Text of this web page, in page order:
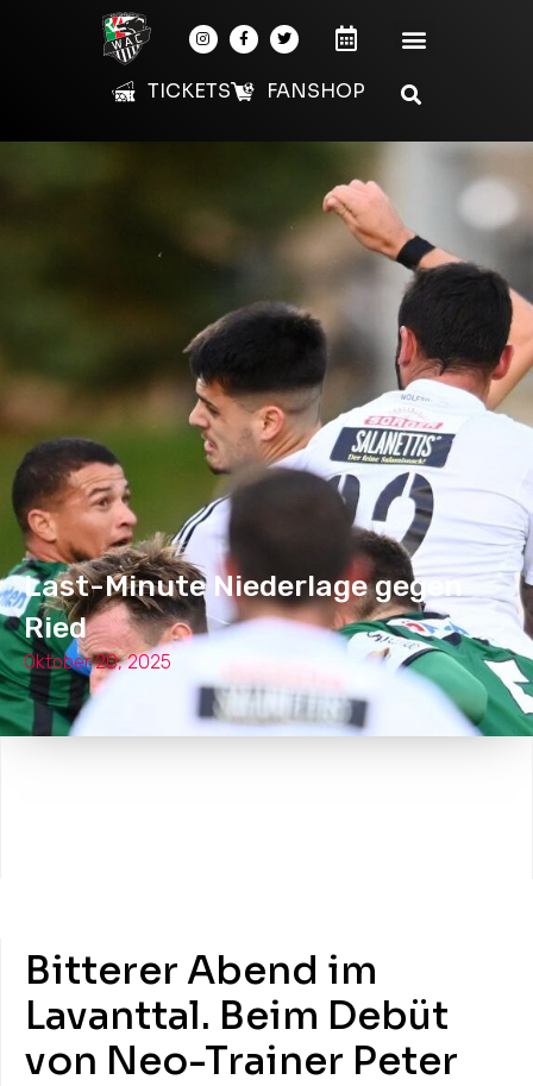
TICKETS FANSHOP
Last-Minute Niederlage gegen
Ried
Oktober 20, 2025
Bitterer Abend im
Lavanttal. Beim Debüt
von Neo-Trainer Peter